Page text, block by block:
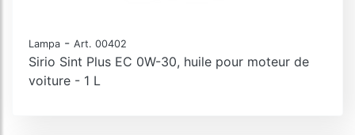
Lampa - Art. 00402
Sirio Sint Plus EC 0W-30, huile pour moteur de
voiture - 1 L